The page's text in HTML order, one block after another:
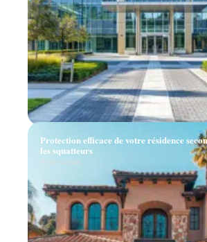
Protection efficace de votre résidence
les squatteurs
11 mars 2026